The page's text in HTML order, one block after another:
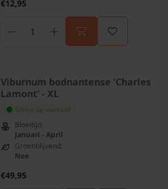
€12,95
Viburnum bodnantense 'Charles
Lamont' - XL
Online op voorraad
Bloeitijd:
Januari - April
Groenblijvend:
Nee
€49,95